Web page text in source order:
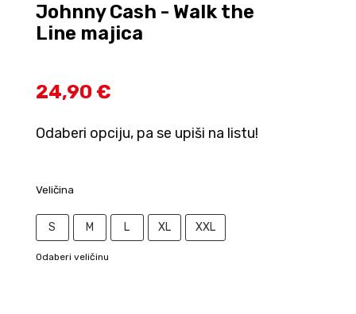
Johnny Cash - Walk the
Line majica
24,90 €
Odaberi opciju, pa se upiši na listu!
Veličina
S M L XL XXL
Odaberi veličinu